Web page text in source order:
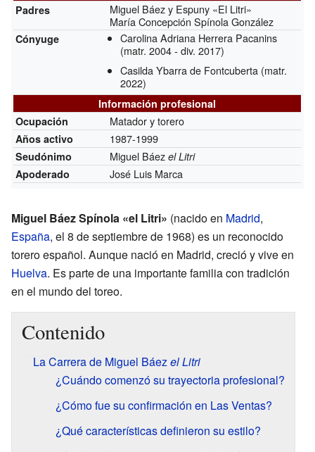
Padres
Miguel Báez y Espuny «El Litri»
María Concepción Spínola González
Cónyuge
Carolina Adriana Herrera Pacanins
(matr. 2004 - div. 2017)
Casilda Ybarra de Fontcuberta (matr.
2022)
Información profesional
Ocupación
Matador y torero
Años activo 1987-1999
Seudónimo Miguel Báezel Litri
Apoderado
José Luis Marca
Miguel Báez Spínola «el Litri» (nacido en Madrid,
España, el 8 de septiembre de 1968) es un reconocido
torero español. Aunque nació en Madrid, creció y vive en
Huelva. Es parte de una importante familia con tradición
en el mundo del toreo.
Contenido
La Carrera de Miguel Báezel Litri
¿Cuándo comenzó su trayectoria profesional?
¿Cómo fue su confirmación en Las Ventas?
¿Qué características definieron su estilo?